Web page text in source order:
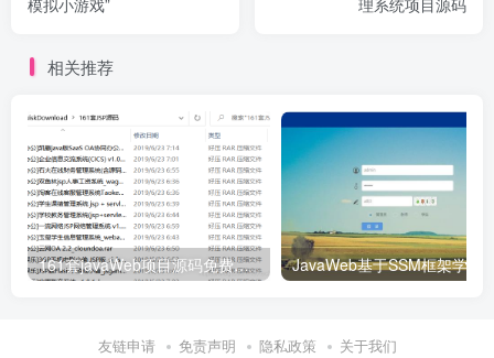
模拟小游戏”
理系统项目源码
相关推荐
161套javaWeb项目源码免费分享
友链申请 免责声明 隐私政策 关于我们